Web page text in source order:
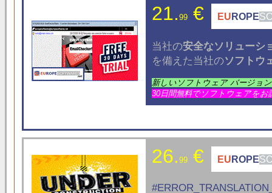
21. 99€ EU ROPE
当社の安全なソリューシ
を備えた当社のソフトウ
新しいソフトウェア バージョ
30日間無料でソフトウェアをお
26. 99€ EU ROPE